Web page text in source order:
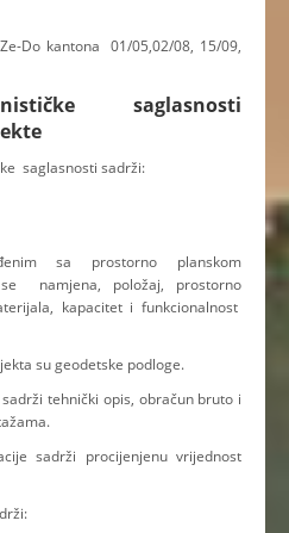
Do kantona 01/05,02/08, 15/09,
saglasnosti
saglasnosti sadrži:
sa prostorno planskom
se namjena, položaj, prostorno
kapacitet i funkcionalnost
su geodetske podloge.
tehnički opis, obračun bruto i
sadrži procijenjenu vrijednost